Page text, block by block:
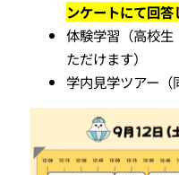
ンケートにて回
体験学習（高校
ただけます）
学内見学ツアー（